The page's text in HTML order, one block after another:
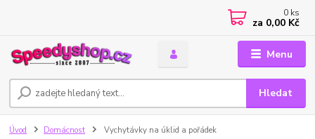
Menu
Hledat
0 ks
za 0,00 Kč
Úvod Domácnost Vychytávky na úklid a pořádek